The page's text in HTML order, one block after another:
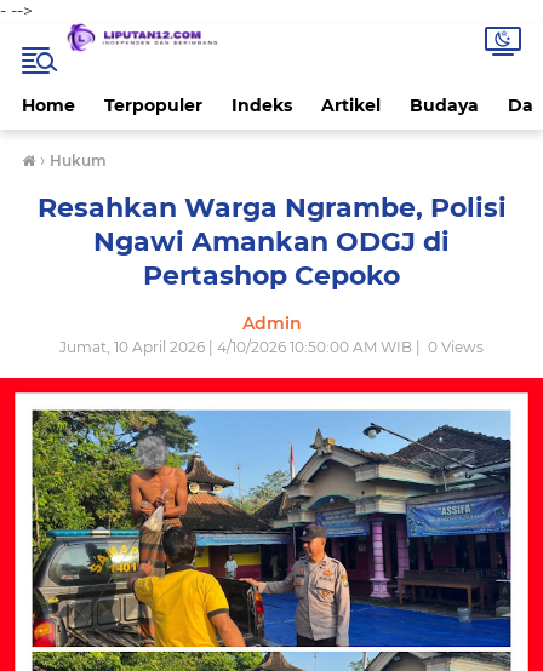
- -->
Home Terpopuler Indeks Artikel Budaya
› Hukum
Resahkan Warga Ngrambe, Polisi
Ngawi Amankan ODGJ di
Pertashop Cepoko
Admin
Jumat, 10 April 2026 | 4/10/2026 10:50:00 AM WIB | 0 Views